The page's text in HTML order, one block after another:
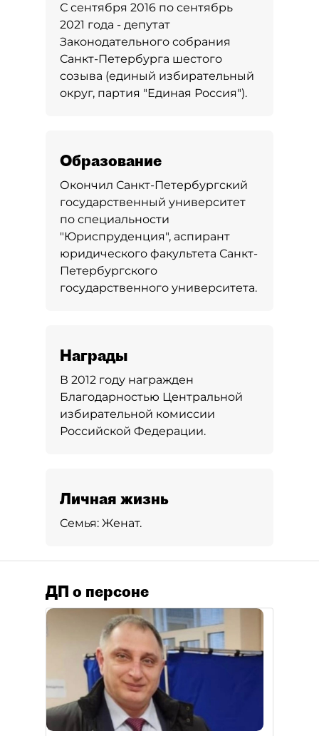
С сентября 2016 по сентябрь
2021 года - депутат
Законодательного собрания
Санкт-Петербурга шестого
созыва (единый избирательный
округ, партия "Единая Россия").
Образование
Окончил Санкт-Петербургский
государственный университет
по специальности
"Юриспруденция", аспирант
юридического факультета Санкт-
Петербургского
государственного университета.
Награды
В 2012 году награжден
Благодарностью Центральной
избирательной комиссии
Российской Федерации.
Личная жизнь
Семья: Женат.
ДП о персоне